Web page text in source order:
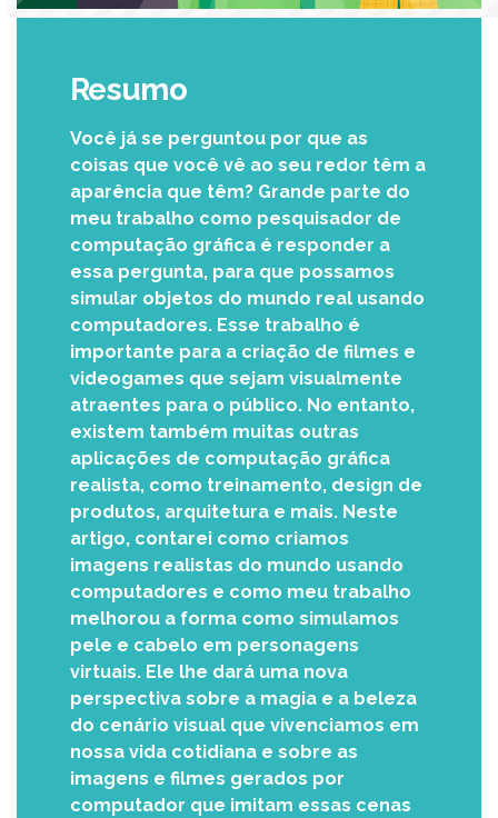
Resumo
Você já se perguntou por que as
coisas que você vê ao seu redor têm a
aparência que têm? Grande parte do
meu trabalho como pesquisador de
computação gráfica é responder a
essa pergunta, para que possamos
simular objetos do mundo real usando
computadores. Esse trabalho é
importante para a criação de filmes e
videogames que sejam visualmente
atraentes para o público. No entanto,
existem também muitas outras
aplicações de computação gráfica
realista, como treinamento, design de
produtos, arquitetura e mais. Neste
artigo, contarei como criamos
imagens realistas do mundo usando
computadores e como meu trabalho
melhorou a forma como simulamos
pele e cabelo em personagens
virtuais. Ele lhe dará uma nova
perspectiva sobre a magia e a beleza
do cenário visual que vivenciamos em
nossa vida cotidiana e sobre as
imagens e filmes gerados por
computador que imitam essas cenas